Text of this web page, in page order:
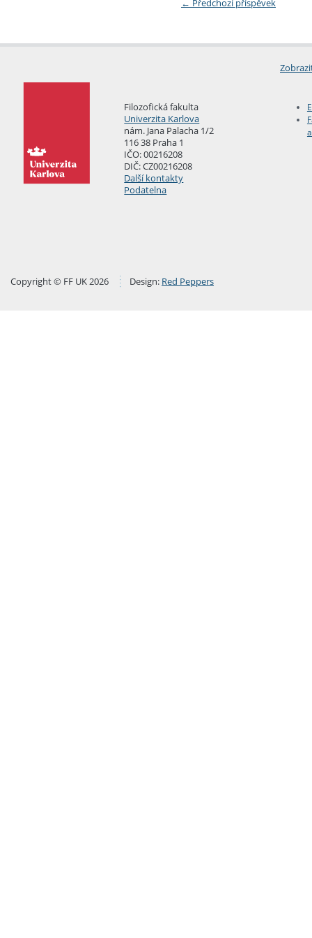
← Předchozí příspěvek
Filozofická fakulta
Univerzita Karlova
nám. Jana Palacha 1/2
116 38 Praha 1
IČO: 00216208
DIČ: CZ00216208
Další kontakty
Podatelna
Copyright © FF UK 2026 Design: Red Peppers